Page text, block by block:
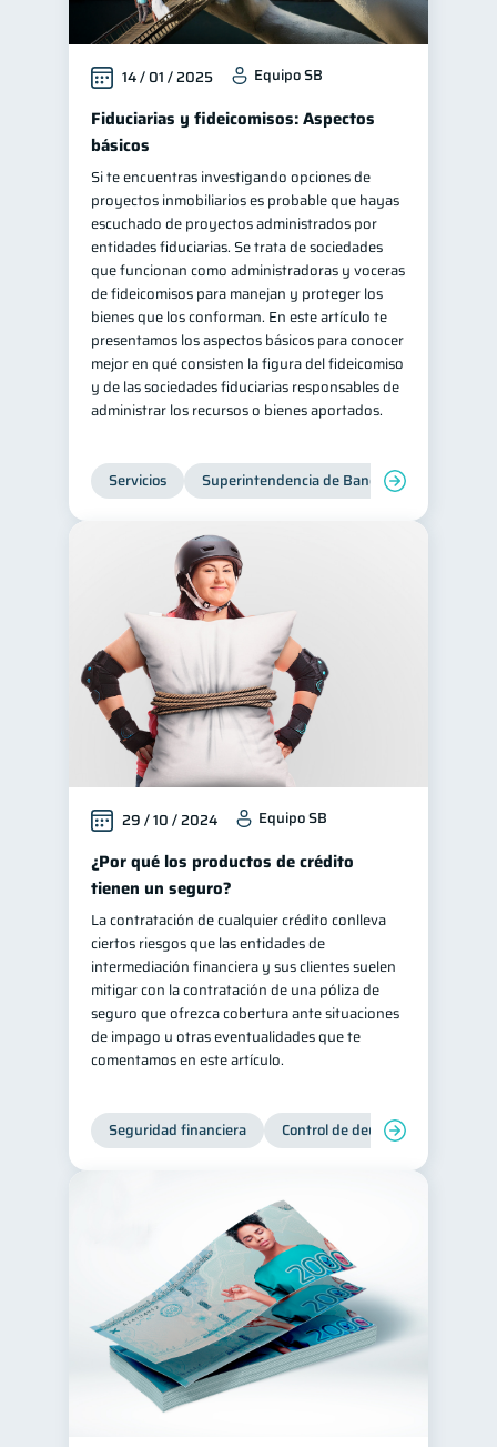
14 / 01 / 2025 Equipo SB
Fiduciarias y fideicomisos: Aspectos
básicos
Si te encuentras investigando opciones de
proyectos inmobiliarios es probable que hayas
escuchado de proyectos administrados por
entidades fiduciarias. Se trata de sociedades
que funcionan como administradoras y voceras
de fideicomisos para manejan y proteger los
bienes que los conforman. En este artículo te
presentamos los aspectos básicos para conocer
mejor en qué consisten la figura del fideicomiso
y de las sociedades fiduciarias responsables de
administrar los recursos o bienes aportados.
Servicios Superintendencia de Bancos
29 / 10 / 2024 Equipo SB
¿Por qué los productos de crédito
tienen un seguro?
La contratación de cualquier crédito conlleva
ciertos riesgos que las entidades de
intermediación financiera y sus clientes suelen
mitigar con la contratación de una póliza de
seguro que ofrezca cobertura ante situaciones
de impago u otras eventualidades que te
comentamos en este artículo.
Seguridad financiera Control de deudas